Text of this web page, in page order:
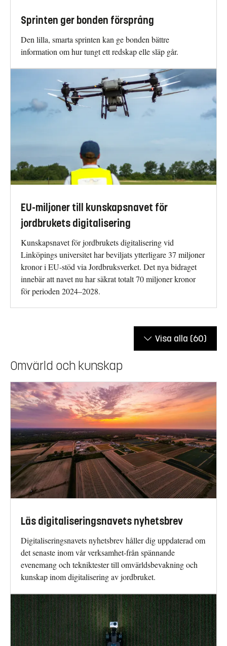
Sprinten ger bonden försprång
Den lilla, smarta sprinten kan ge bonden bättre
information om hur tungt ett redskap elle släp går.
EU-miljoner till kunskapsnavet för
jordbrukets digitalisering
Kunskapsnavet för jordbrukets digitalisering vid
Linköpings universitet har beviljats ytterligare 37 miljoner
kronor i EU-stöd via Jordbruksverket. Det nya bidraget
innebär att navet nu har säkrat totalt 70 miljoner kronor
för perioden 2024–2028.
Visa alla (60)
Omvärld och kunskap
Läs digitaliseringsnavets nyhetsbrev
Digitaliseringsnavets nyhetsbrev håller dig uppdaterad om
det senaste inom vår verksamhet-från spännande
evenemang och tekniktester till omvärldsbevakning och
kunskap inom digitalisering av jordbruket.